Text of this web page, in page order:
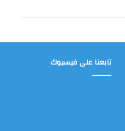
تابعنا على فيسبوك